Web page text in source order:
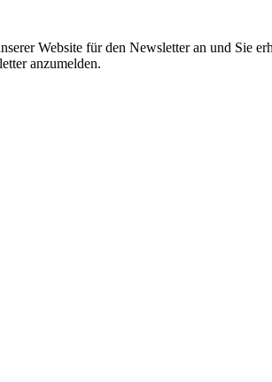
Website für den Newsletter an und Sie
anzumelden.